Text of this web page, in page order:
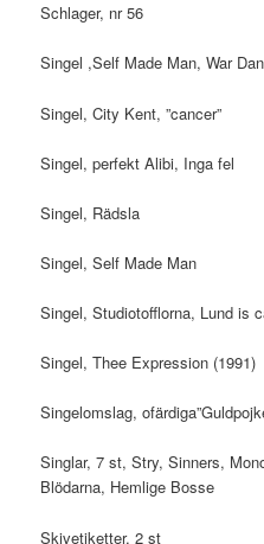
Schlager, nr 56
Singel ,Self Made Man, War
Singel, City Kent, ”cancer”
Singel, perfekt Alibi, Inga fel
Singel, Rädsla
Singel, Self Made Man
Singel, Studiotofflorna, Lund is
Singel, Thee Expression (1991)
Singelomslag,
Singlar, 7 st, Stry, Sinners,
Blödarna, Hemlige Bosse
Skivetiketter, 2 st